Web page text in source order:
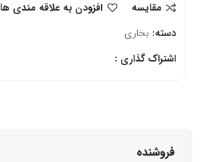
مقایسه
افزودن به علاقه مندی ها
دسته: بخاری
اشتراک گذاری :
فروشنده